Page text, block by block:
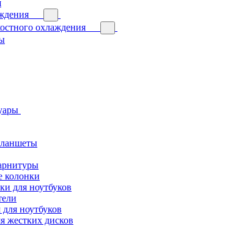
охлаждения
колонки
для ноутбуков
ноутбуков
жестких дисков